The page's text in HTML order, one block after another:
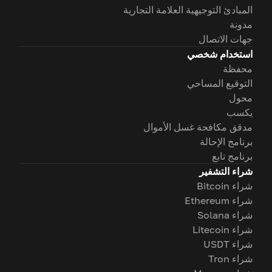
المبادئ التوجيهية العلامة التجارية
مدونة
جهات الاتصال
استخدام شخصي
محفظة
التوقيع المساحي
محول
يكسب
مدقق مكافحة غسل الأموال
برنامج الإحالة
برنامج تابع
شراء التشفير
شراء Bitcoin
شراء Ethereum
شراء Solana
شراء Litecoin
شراء USDT
شراء Tron